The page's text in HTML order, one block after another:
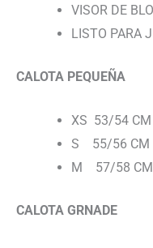
VISOR DE
LISTO PARA
CALOTA PEQUEÑA
XS 53/54 CM
S 55/56 CM
M 57/58 CM
CALOTA GRNADE